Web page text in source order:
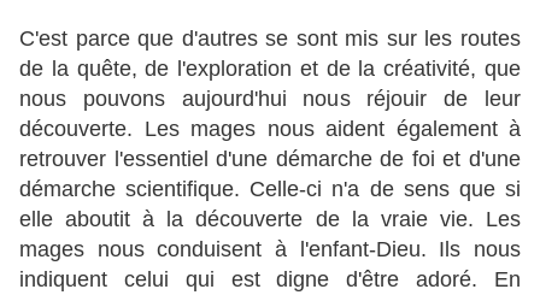
C'est parce que d'autres se sont mis sur les routes
de la quête, de l'exploration et de la créativité, que
nous pouvons aujourd'hui nous réjouir de leur
découverte. Les mages nous aident également à
retrouver l'essentiel d'une démarche de foi et d'une
démarche scientifique. Celle-ci n'a de sens que si
elle aboutit à la découverte de la vraie vie. Les
mages nous conduisent à l'enfant-Dieu. Ils nous
indiquent celui qui est digne d'être adoré. En